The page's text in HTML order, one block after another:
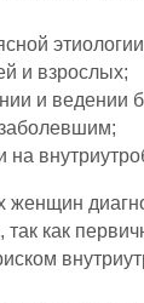
и взрослых;
и ведении
заболевшим;
на
как